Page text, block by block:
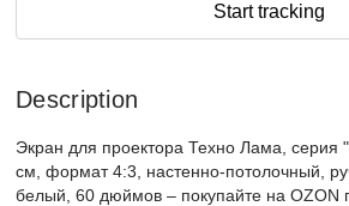
Start tracking
Description
Экран для проектора Техно Лама, серия
см, формат 4:3, настенно-потолочный,
белый, 60 дюймов – покупайте на OZON